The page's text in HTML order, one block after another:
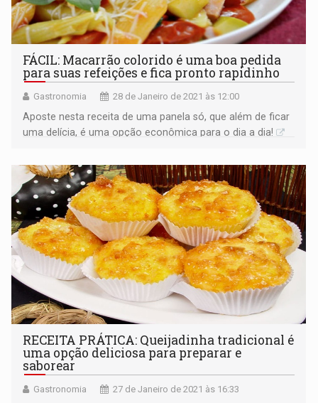
FÁCIL: Macarrão colorido é uma boa pedida
para suas refeições e fica pronto rapidinho
Gastronomia 28 de Janeiro de 2021 às 12:00
Aposte nesta receita de uma panela só, que além de ficar
uma delícia, é uma opção econômica para o dia a dia!
RECEITA PRÁTICA: Queijadinha tradicional é
uma opção deliciosa para preparar e
saborear
Gastronomia 27 de Janeiro de 2021 às 16:33